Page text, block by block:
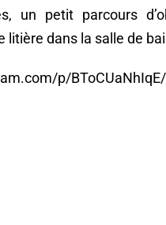
un petit parcours
litière dans la salle de
p/